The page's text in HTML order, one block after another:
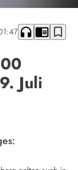
headphones chrome_reader_mode bookmark_border
Juli